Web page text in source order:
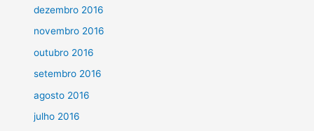
dezembro 2016
novembro 2016
outubro 2016
setembro 2016
agosto 2016
julho 2016